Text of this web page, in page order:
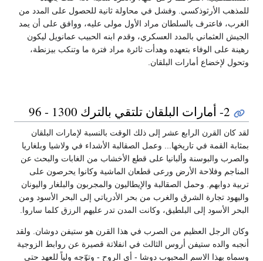
للمذهب الأرثوذكسي. وفشل في محاولة ثانية للحصول على المدد من
الغرب، فاعترف بالسلطان مراد الأول مولى عليه، ووافق على أن يمد
الجيش العثماني بالمدد العسكري، وقدم ابنه الحبيب عمانويل ليكون
رهينة على الوفاء بتعهده وهدأت ثائرة مراد فترة ما وتنكب بيزنطة،
وتحول لإخضاع أمارات البلقان.
2- أمارات البلقان تلتقي بالترك 1300 - 96
لقد كان القرن الرابع عشر إلى ذلك الوقت بالنسبة لإمارات البلقان
بمثابة القمة في تاريخها... وعمل الصقالبة الأشداء في ولاشيا وبلغاريا
والصرب والبوسنة وألبانيا على قطع الأخشاب من الغابات والبحث عن
المناجم وفلاحة الأرض ورعى قطعان الماشية وكانوا يحرصون على
تربية دوابهم. وحمل الصقالبة والإيطاليون والمجربون والبلغار واليونان
واليهود تجارة الشرق والغرب من بحر الأدرياتي إلى البحر الأسود ومن
البحر الأسود إلى البلطيق، وكانت المدن تدر عليهم الرزق كلما ساروا.
وكان الرجل العظيم من الصرب في هذا القرن هو ستيفن دوشان. ولقد
أنجبه والده ستيفن أروس الثالث في انفلاتة قصيرة عن روابط الزوجية
وسماه بهذا الاسم المحبوب دوشا - أي الروح - وتوّجه ولياً للعهد حتى